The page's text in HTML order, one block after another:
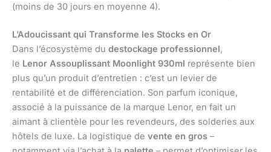
(moins de 30 jours en moyenne 4).
L’Adoucissant qui Transforme les Stocks en Or
Dans l’écosystème du destockage professionnel,
le Lenor Assouplissant Moonlight 930ml représente bien
plus qu’un produit d’entretien : c’est un levier de
rentabilité et de différenciation. Son parfum iconique,
associé à la puissance de la marque Lenor, en fait un
aimant à clientèle pour les revendeurs, des solderies aux
hôtels de luxe. La logistique de vente en gros –